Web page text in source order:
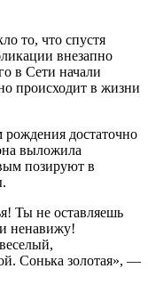
то, что спустя
внезапно
в Сети начали
происходит в жизни
рождения достаточно
выложила
позируют в
Ты не оставляешь
ненавижу!
Сонька золотая», —